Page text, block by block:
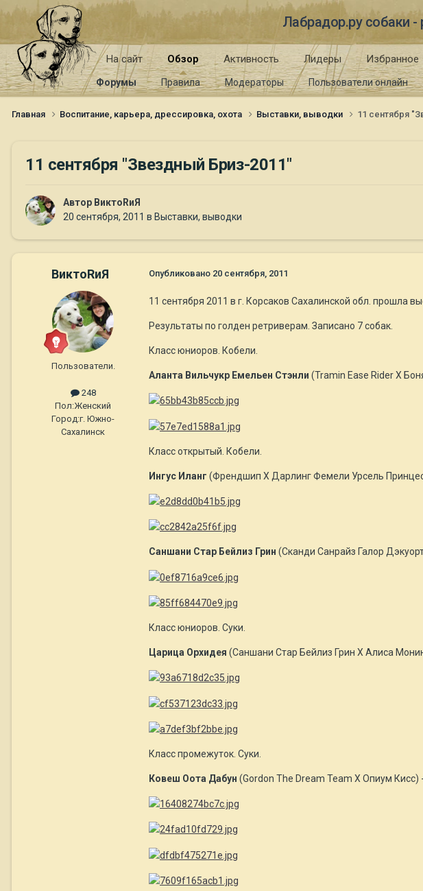
Лабрадор.ру собаки -
На сайт Обзор
Форумы Правила Модераторы Пользователи онлайн
Активность Лидеры Избранное
Главная Воспитание, карьера, дрессировка, охота Выставки, выводки 11 сентября
11 сентября "Звездный Бриз-2011"
Автор ВиктоRиЯ
20 сентября, 2011 в Выставки, выводки
ВиктоRиЯ
Пользователи.
248
Пол:Женский
Город:г. Южно-
Сахалинск
Опубликовано 20 сентября, 2011
11 сентября 2011 в г. Корсаков Сахалинской обл. прошла
Результаты по голден ретриверам. Записано 7 собак.
Класс юниоров. Кобели.
Аланта Вильчукр Емельен Стэнли (Tramin Ease Rider Х
Класс открытый. Кобели.
Ингус Иланг (Френдшип Х Дарлинг Фемели Урсель
Саншани Стар Бейлиз Грин (Сканди Санрайз Галор
Класс юниоров. Суки.
Царица Орхидея (Саншани Стар Бейлиз Грин Х Алиса
Класс промежуток. Суки.
Ковеш Оота Дабун (Gordon The Dream Team Х Опиум Кисс) -